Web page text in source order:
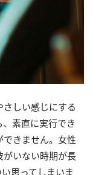
さしい感じにする
素直に実行でき
きません。女性
がいない時期が長
思ってしまいま